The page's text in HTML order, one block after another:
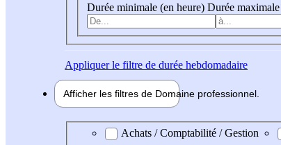
Durée minimale (en heure) Durée
Appliquerle filtre de durée hebdomadaire
Afficher les filtres de Domaine professionnel
Domaine professionel
Achats / Comptabilité / Gestion